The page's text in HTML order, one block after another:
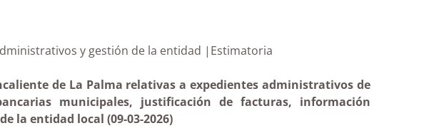
administrativos y gestión de la entidad |Estimatoria
de La Palma relativas a expedientes administrativos de
municipales, justificación de facturas, información
la entidad local (09-03-2026)